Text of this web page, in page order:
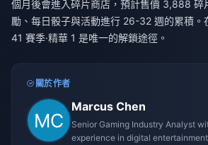
個月後會進入碎片商店，預計售價 3,888 碎
勵、每日骰子與活動進行 26-32 週的累積。
41 賽季·精華 1 是唯一的解鎖途徑。
關於作者
Marcus Chen
Senior Gaming Industry Analyst
experience in digital